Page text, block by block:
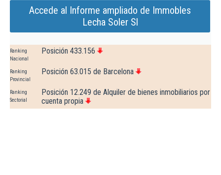
Accede al Informe ampliado de Immobles
Lecha Soler Sl
Ranking
Nacional
Posición 433.156
Ranking
Provincial
Posición 63.015 de Barcelona
Ranking
Sectorial
Posición 12.249 de Alquiler de bienes inmobiliarios por
cuenta propia